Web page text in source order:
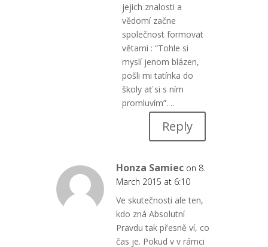
jejich znalosti a
vědomí začne
společnost formovat
větami : “Tohle si
myslí jenom blázen,
pošli mi tatínka do
školy ať si s ním
promluvím”. ..
Reply
Honza Samiec on 8.
March 2015 at 6:10
Ve skutečnosti ale ten,
kdo zná Absolutní
Pravdu tak přesně ví, co
čas je. Pokud v v rámci